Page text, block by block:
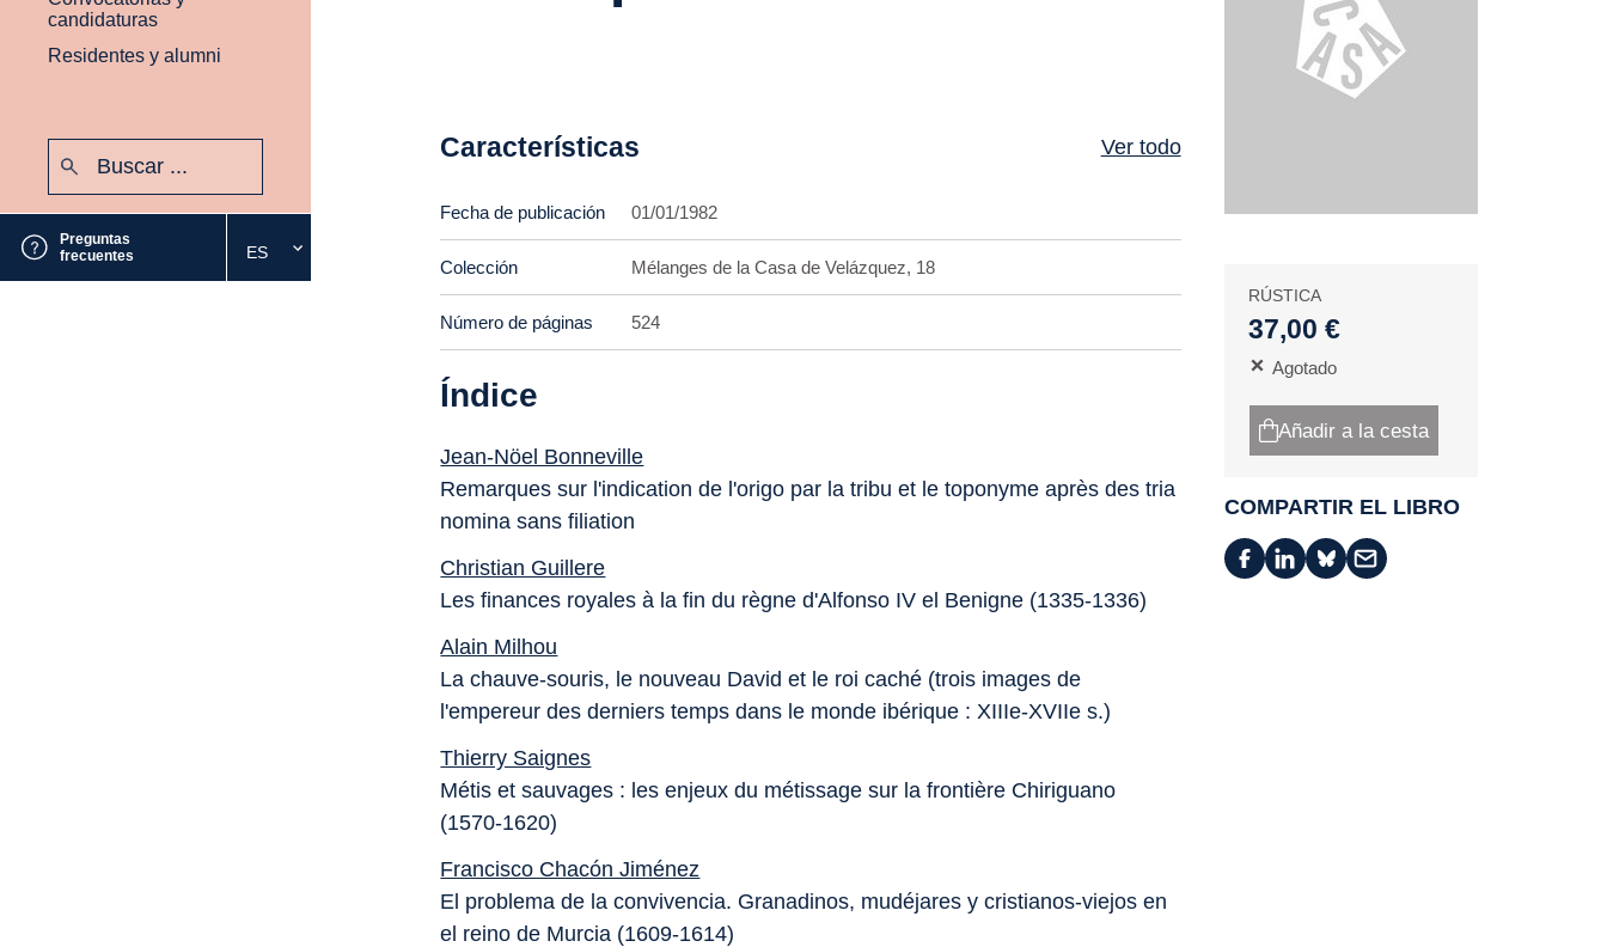
candidaturas
Residentes y alumni
Preguntas
frecuentes
Seleccione
el
ES
Características Ver todo
Fecha de publicación 01/01/1982
Colección Mélanges de la Casa de Velázquez, 18
Número de páginas 524
Índice
Jean-Nöel Bonneville
Remarques sur l'indication de l'origo par la tribu et le toponyme après des tria
nomina sans filiation
Christian Guillere
Les finances royales à la fin du règne d'Alfonso IV el Benigne (1335-1336)
Alain Milhou
La chauve-souris, le nouveau David et le roi caché (trois images de
l'empereur des derniers temps dans le monde ibérique : XIIIe-XVIIe s.)
Thierry Saignes
Métis et sauvages : les enjeux du métissage sur la frontière Chiriguano
(1570-1620)
Francisco Chacón Jiménez
El problema de la convivencia. Granadinos, mudéjares y cristianos-viejos en
el reino de Murcia (1609-1614)
RÚSTICA
37,00 €
Agotado
Añadir a la cesta
COMPARTIR EL LIBRO